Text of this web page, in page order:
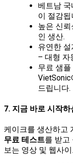
베트남
이 절감됩
높은 신
인 생산.
유연한
– 대형 자
무료 샘
VietSonic
드립니다.
7. 지금 바로 시작하
케이크를 생산하고
무료 테스트를 받고
보는 영상 및 웹사